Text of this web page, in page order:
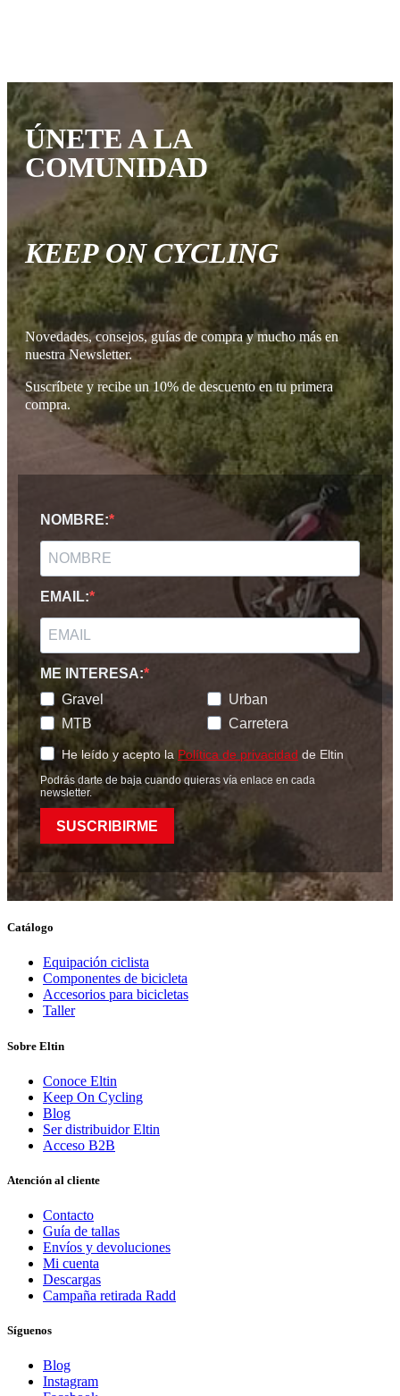
ÚNETE A LA
COMUNIDAD
KEEP ON CYCLING
Novedades, consejos, guías de compra y mucho más en
nuestra Newsletter.
Suscríbete y recibe un 10% de descuento en tu primera
compra.
NOMBRE:
EMAIL:
ME INTERESA:
Gravel
MTB
Urban
Carretera
He leído y acepto la Política de privacidad de Eltin
Podrás darte de baja cuando quieras vía enlace en cada
newsletter.
SUSCRIBIRME
Catálogo
Equipación ciclista
Componentes de bicicleta
Accesorios para bicicletas
Taller
Sobre Eltin
Conoce Eltin
Keep On Cycling
Blog
Ser distribuidor Eltin
Acceso B2B
Atención al cliente
Contacto
Guía de tallas
Envíos y devoluciones
Mi cuenta
Descargas
Campaña retirada Radd
Síguenos
Blog
Instagram